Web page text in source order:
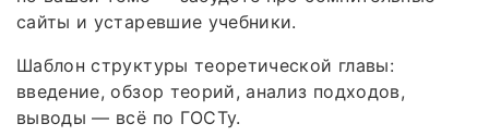
сайты и устаревшие учебники.
Шаблон структуры теоретической главы:
введение, обзор теорий, анализ подходов,
выводы — всё по ГОСТу.